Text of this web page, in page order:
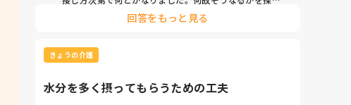
うちに、便意で落ち着かないとわかり、トイレに長めに
座って頂いた事もあります。オムツの不快感ですぐ外す
に、尿測でパット交換の時間を探り調整していきまし
た。それでもわからない、起きる方は最終的に看護師と
すぐには解決出来ないので大変かもしれませんが、細か
回答をもっと見る
きょうの介護
水分を多く摂ってもらうための工夫